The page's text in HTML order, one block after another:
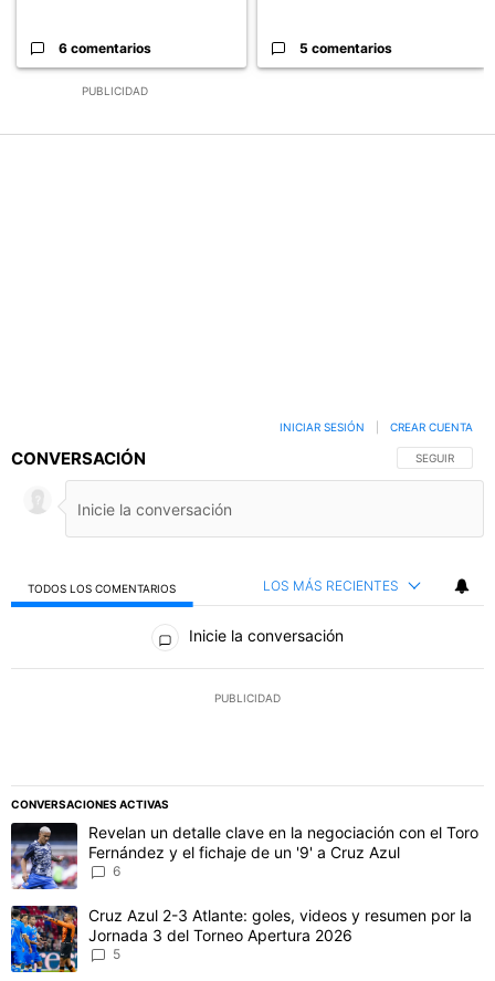
PUBLICIDAD
6 comentarios 5 comentarios
CONVERSACIÓN SIGA ESTA
SEGUIR
INICIAR SESIÓN CREAR CUENTA
TODOS LOS COMENTARIOS LOS MÁS RECIENTES
Todos los comentarios
Inicie la conversación
PUBLICIDAD
CONVERSACIONES ACTIVAS
Este listado muestra los artículos con más comentarios en los
Un artículo de tendencia con el título "Revelan un detalle clave
Revelan un detalle clave en la negociación con el Toro
Fernández y el fichaje de un '9' a Cruz Azul
6
Un artículo de tendencia con el título "Cruz Azul 2-3 Atlante:
Cruz Azul 2-3 Atlante: goles, videos y resumen por la
Jornada 3 del Torneo Apertura 2026
5